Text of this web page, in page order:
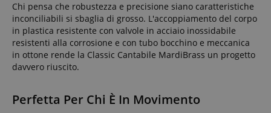
Chi pensa che robustezza e precisione siano caratteristiche
inconciliabili si sbaglia di grosso. L'accoppiamento del corpo
in plastica resistente con valvole in acciaio inossidabile
resistenti alla corrosione e con tubo bocchino e meccanica
in ottone rende la Classic Cantabile MardiBrass un progetto
davvero riuscito.
Perfetta Per Chi È In Movimento